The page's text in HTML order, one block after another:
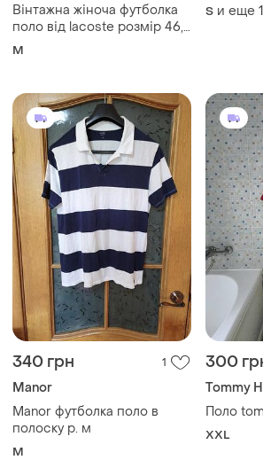
Вінтажна жіноча футболка
поло від lacoste розмір 46,
м
M
S и еще 1
340 грн 1
Manor
Manor футболка поло в
полоску р. м
M
300
Tommy
Поло
XXL